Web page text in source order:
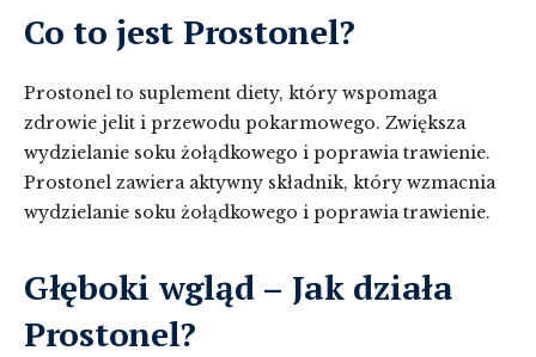
Co to jest Prostonel?
Prostonel to suplement diety, który wspomaga
zdrowie jelit i przewodu pokarmowego. Zwiększa
wydzielanie soku żołądkowego i poprawia trawienie.
Prostonel zawiera aktywny składnik, który wzmacnia
wydzielanie soku żołądkowego i poprawia trawienie.
Głęboki wgląd – Jak działa
Prostonel?